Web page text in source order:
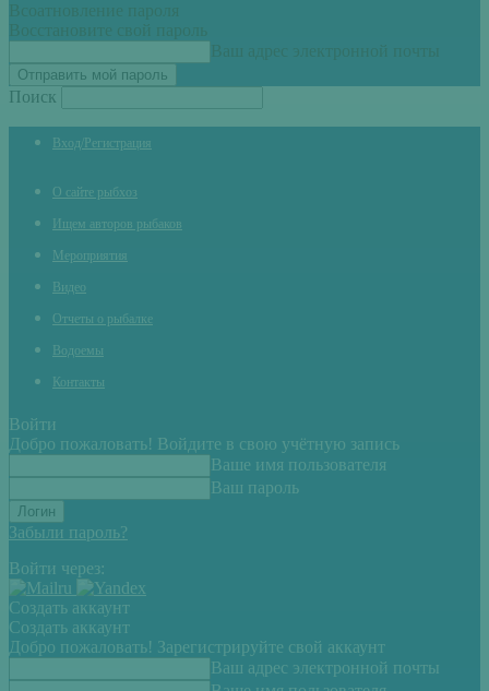
Всоатновление пароля
Восстановите свой пароль
Ваш адрес электронной почты
Поиск
Вход/Регистрация
О сайте рыбхоз
Ищем авторов рыбаков
Мероприятия
Видео
Отчеты о рыбалке
Водоемы
Контакты
Войти
Добро пожаловать! Войдите в свою учётную запись
Ваше имя пользователя
Ваш пароль
Забыли пароль?
Войти через:
Создать аккаунт
Создать аккаунт
Добро пожаловать! Зарегистрируйте свой аккаунт
Ваш адрес электронной почты